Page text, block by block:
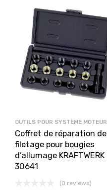
OUTILS POUR SYSTÈME MOTEUR
Coffret de réparation de
filetage pour bougies
d’allumage KRAFTWERK
30641
(0 reviews)